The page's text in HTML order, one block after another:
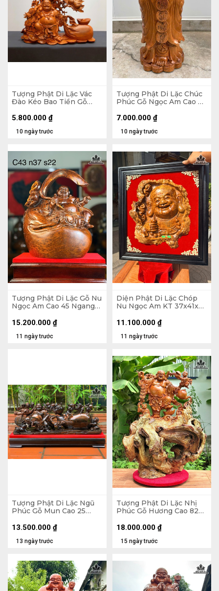
Tượng Phật Di Lặc Vác
Đào Kéo Bao Tiền Gỗ
Sâu 18 (cm)
10 ngày trước
5.800.000 ₫
Tượng Phật Di Lặc Chúc
Phúc Gỗ Ngọc Am Cao 90
10 ngày trước
7.000.000 ₫
Tượng Phật Di Lặc Gỗ Nu
Ngọc Am Cao 45 Ngang
11 ngày trước
15.200.000 ₫
Diện Phật Di Lặc Chóp
Nu Ngọc Am KT 37x41x7
11 ngày trước
11.100.000 ₫
Tượng Phật Di Lặc Ngũ
Phúc Gỗ Mun Cao 25
13 ngày trước
13.500.000 ₫
Tượng Phật Di Lặc Nhị
Phúc Gỗ Hương Cao 82
15 ngày trước
18.000.000 ₫